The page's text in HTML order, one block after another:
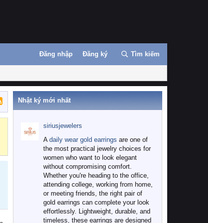
Đăng nhập Đăng ký Tìm kiếm
Nhật ký mới nhất
siriusjewelers
A daily wear gold earrings are one of
the most practical jewelry choices for
women who want to look elegant
without compromising comfort.
Whether you're heading to the office,
attending college, working from home,
or meeting friends, the right pair of
gold earrings can complete your look
effortlessly. Lightweight, durable, and
timeless, these earrings are designed